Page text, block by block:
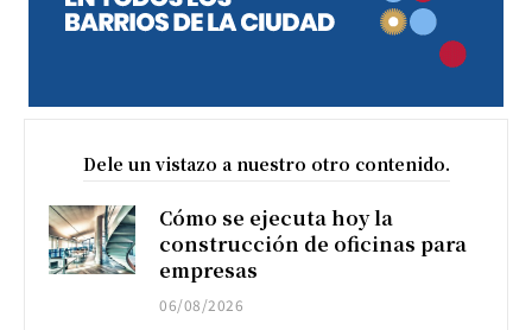
Dele un vistazo a nuestro otro contenido.
Cómo se ejecuta hoy la
construcción de oficinas para
empresas
06/08/2026